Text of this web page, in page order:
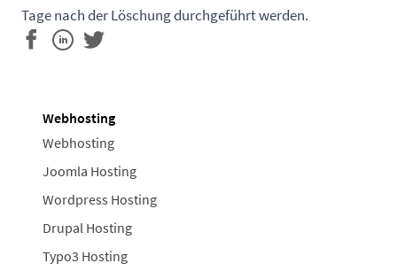
Tage nach der Löschung durchgeführt werden.
Webhosting
Webhosting
Joomla Hosting
Wordpress Hosting
Drupal Hosting
Typo3 Hosting